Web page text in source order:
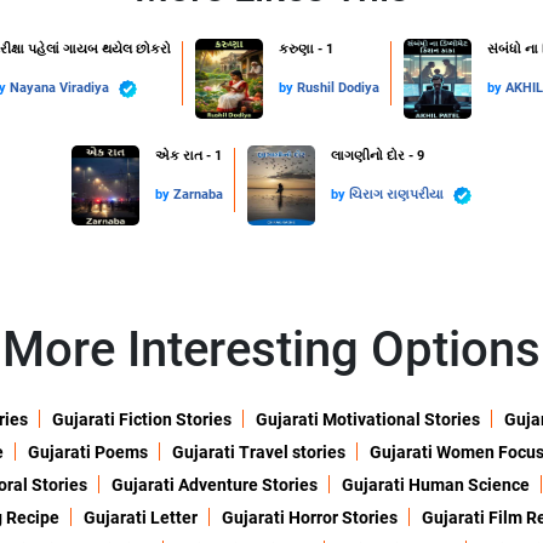
પહેલાં ગાયબ થયેલ છોકરો
Nayana Viradiya
કરુણા - 1
by Rushil Dodiya
સંબંધો ના
by
એક રાત - 1
by Zarnaba
લાગણીનો દોર - 9
by ચિરાગ રાણપરીયા
More Interesting Options
Gujarati Fiction Stories Gujarati Motivational Stories
Gujarati Poems Gujarati Travel stories
Gujarati Women
Stories
Gujarati Adventure Stories
Gujarati Human Science
Recipe
Gujarati Letter Gujarati Horror Stories
Gujarati Film